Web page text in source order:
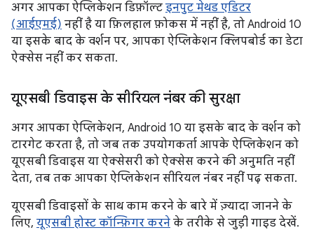
अगर आपका ऐप्लिकेशन डिफ़ॉल्ट इनपुट मेथड एडिटर
(आईएमई) नहीं है या फ़िलहाल फ़ोकस में नहीं है, तो Android 10
या इसके बाद के वर्शन पर, आपका ऐप्लिकेशन क्लिपबोर्ड का डेटा
ऐक्सेस नहीं कर सकता.
यूएसबी डिवाइस के सीरियल नंबर की सुरक्षा
अगर आपका ऐप्लिकेशन, Android 10 या इसके बाद के वर्शन को
टारगेट करता है, तो जब तक उपयोगकर्ता आपके ऐप्लिकेशन को
यूएसबी डिवाइस या ऐक्सेसरी को ऐक्सेस करने की अनुमति नहीं
देता, तब तक आपका ऐप्लिकेशन सीरियल नंबर नहीं पढ़ सकता.
यूएसबी डिवाइसों के साथ काम करने के बारे में ज़्यादा जानने के
लिए, यूएसबी होस्ट कॉन्फ़िगर करने के तरीके से जुड़ी गाइड देखें.